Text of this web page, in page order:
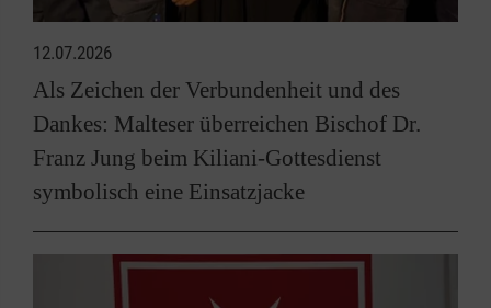
12.07.2026
Als Zeichen der Verbundenheit und des
Dankes: Malteser überreichen Bischof Dr.
Franz Jung beim Kiliani-Gottesdienst
symbolisch eine Einsatzjacke